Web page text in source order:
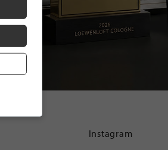
Instagram